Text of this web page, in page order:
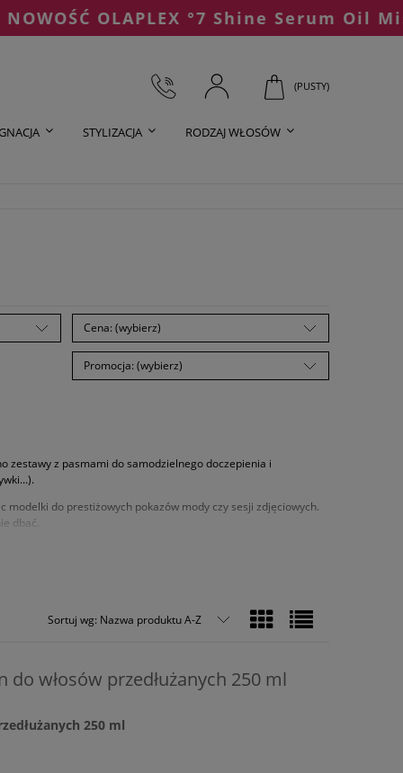
OLAPLEX °7 Shine Serum Oil Mist
(PUSTY)
STYLIZACJA RODZAJ WŁOSÓW
Cena: (wybierz)
Promocja: (wybierz)
zestawy z pasmami do samodzielnego doczepienia i
do prestiżowych pokazów mody czy sesji zdjęciowych.
dbać.
Sortuj wg: Nazwa produktu A-Z
włosów przedłużanych 250 ml
250 ml